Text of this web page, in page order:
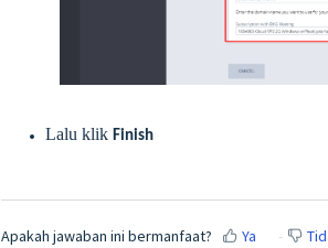
Lalu klik Finish
Apakah jawaban ini bermanfaat? Ya